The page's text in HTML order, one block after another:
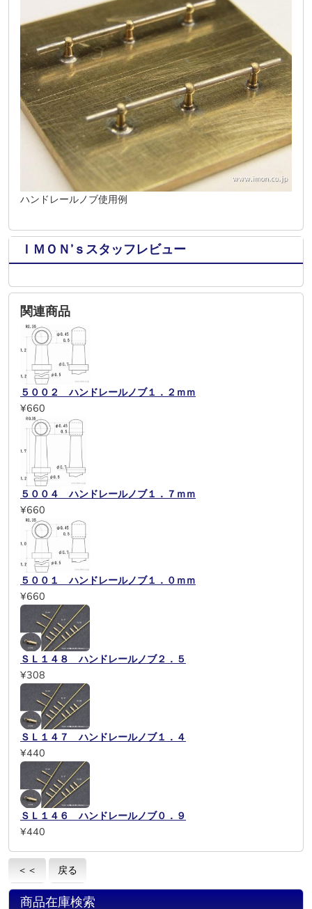
ハンドレールノブ使用例
ＩＭＯＮ’ｓスタッフレビュー
関連商品
５００２ ハンドレールノブ１．２ｍｍ
¥660
５００４ ハンドレールノブ１．７ｍｍ
¥660
５００１ ハンドレールノブ１．０ｍｍ
¥660
ＳＬ１４８ ハンドレールノブ２．５
¥308
ＳＬ１４７ ハンドレールノブ１．４
¥440
ＳＬ１４６ ハンドレールノブ０．９
¥440
＜＜ 戻る
商品在庫検索